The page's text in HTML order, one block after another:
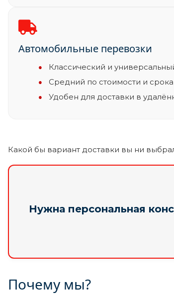
Автомобильные перевозки
Классический и
Средний по стоимости и
Удобен для доставки в
Какой бы вариант доставки вы ни
Нужна персональная
Почему мы?